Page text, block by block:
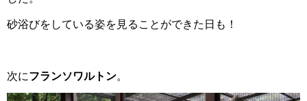
砂浴びをしている姿を見ることができた日も！
次にフランソワルトン。